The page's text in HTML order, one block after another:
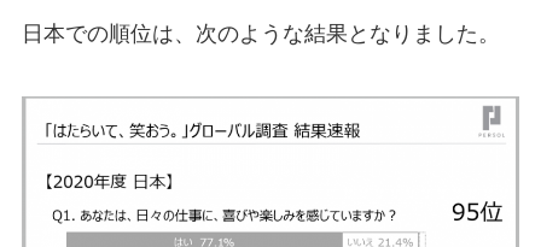
日本での順位は、次のような結果となりました。